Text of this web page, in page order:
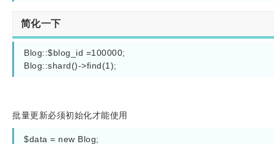
简化一下
Blog::$blog_id =100000;
Blog::shard()->find(1);
批量更新必须初始化才能使用
$data = new Blog;